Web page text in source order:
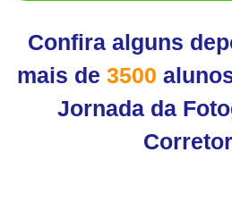
Confira alguns
mais de 3500
Jornada da